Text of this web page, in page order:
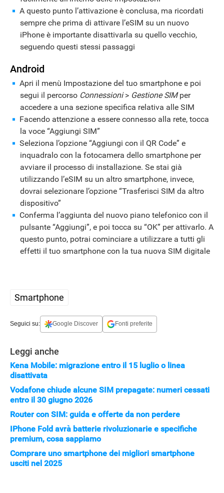
A questo punto l’attivazione è conclusa, ma ricordati
sempre che prima di attivare l’eSIM su un nuovo
iPhone è importante disattivarla su quello vecchio,
seguendo questi stessi passaggi
Android
Apri il menù Impostazione del tuo smartphone e poi
segui il percorso Connessioni> Gestione SIMper
accedere a una sezione specifica relativa alle SIM
Facendo attenzione a essere connesso alla rete, tocca
la voce “Aggiungi SIM”
Seleziona l’opzione “Aggiungi con il QR Code” e
inquadralo con la fotocamera dello smartphone per
avviare il processo di installazione. Se stai già
utilizzando l’eSIM su un altro smartphone, invece,
dovrai selezionare l’opzione “Trasferisci SIM da altro
dispositivo”
Conferma l’aggiunta del nuovo piano telefonico con il
pulsante “Aggiungi”, e poi tocca su “OK” per attivarlo. A
questo punto, potrai cominciare a utilizzare a tutti gli
effetti il tuo smartphone con la tua nuova SIM digitale
Smartphone
Seguici su: Google Discover Fonti preferite
Leggi anche
Kena Mobile: migrazione entro il 15 luglio o linea
disattivata
Vodafone chiude alcune SIM prepagate: numeri cessati
entro il 30 giugno 2026
Router con SIM: guida e offerte da non perdere
IPhone Fold avrà batterie rivoluzionarie e specifiche
premium, cosa sappiamo
Comprare uno smartphone dei migliori smartphone
usciti nel 2025